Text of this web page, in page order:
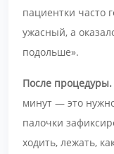
пациентки часто
ужасный, а
подольше».
После процедуры.
минут — это
палочки
ходить, лежать,